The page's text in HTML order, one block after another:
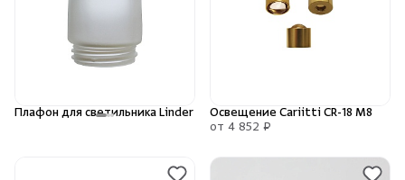
Плафон для светильника Linder Освещение Cariitti CR-18 M8
от 4 852 ₽